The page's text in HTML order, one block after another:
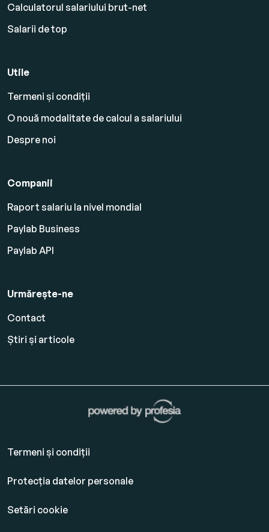
Calculatorul salariului brut-net
Salarii de top
Utile
Termeni și condiții
O nouă modalitate de calcul a salariului
Despre noi
Companii
Raport salariu la nivel mondial
Paylab Business
Paylab API
Urmărește-ne
Contact
Știri și articole
Termeni și condiții
Protecția datelor personale
Setări cookie